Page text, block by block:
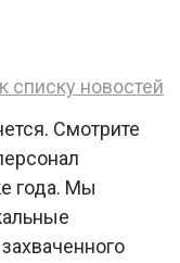
списку новостей
Смотрите
года. Мы